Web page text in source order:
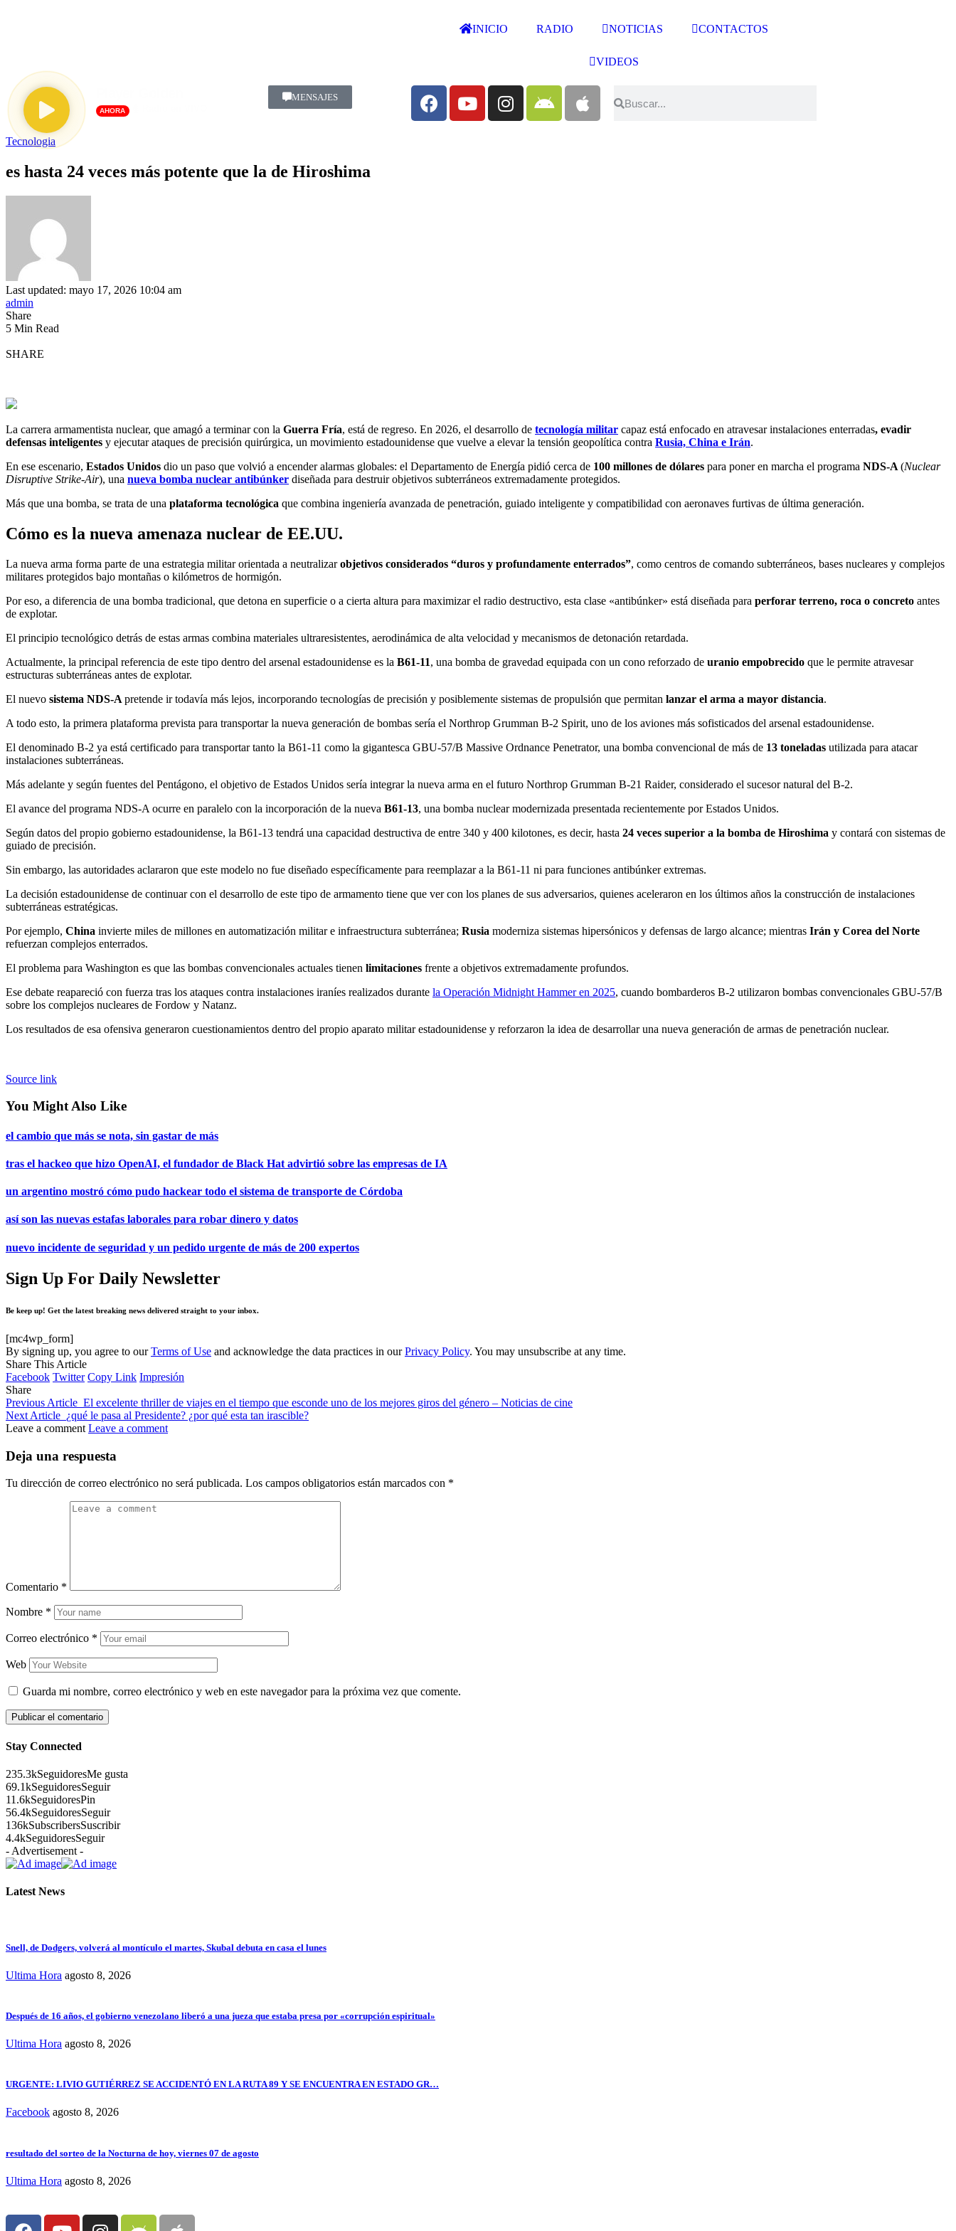
INICIO RADIO NOTICIAS CONTACTOS
VIDEOS
AHORA
MENSAJES
Tecnologia
es hasta 24 veces más potente que la de Hiroshima
Last updated: mayo 17, 2026 10:04 am
admin
Share
5 Min Read
SHARE
La carrera armamentista nuclear, que amagó a terminar con la Guerra Fría, está de regreso. En 2026, el desarrollo de tecnología militar capaz está enfocado en atravesar instalaciones enterradas, evadir
defensas inteligentes y ejecutar ataques de precisión quirúrgica, un movimiento estadounidense que vuelve a elevar la tensión geopolítica contra Rusia, China e Irán.
En ese escenario, Estados Unidos dio un paso que volvió a encender alarmas globales: el Departamento de Energía pidió cerca de 100 millones de dólares para poner en marcha el programa NDS-A (Nuclear
Disruptive Strike-Air), una nueva bomba nuclear antibúnker diseñada para destruir objetivos subterráneos extremadamente protegidos.
Más que una bomba, se trata de una plataforma tecnológica que combina ingeniería avanzada de penetración, guiado inteligente y compatibilidad con aeronaves furtivas de última generación.
Cómo es la nueva amenaza nuclear de EE.UU.
La nueva arma forma parte de una estrategia militar orientada a neutralizarobjetivos considerados “duros y profundamente enterrados”, como centros de comando subterráneos, bases nucleares y complejos
militares protegidos bajo montañas o kilómetros de hormigón.
Por eso, a diferencia de una bomba tradicional, que detona en superficie o a cierta altura para maximizar el radio destructivo, esta clase «antibúnker» está diseñada para perforar terreno, roca o concreto antes
de explotar.
El principio tecnológico detrás de estas armas combina materiales ultraresistentes, aerodinámica de alta velocidad y mecanismos de detonación retardada.
Actualmente, la principal referencia de este tipo dentro del arsenal estadounidense es la B61-11, una bomba de gravedad equipada con un cono reforzado de uranio empobrecido que le permite atravesar
estructuras subterráneas antes de explotar.
El nuevo sistema NDS-A pretende ir todavía más lejos, incorporando tecnologías de precisión y posiblemente sistemas de propulsión que permitan lanzar el arma a mayor distancia.
A todo esto, la primera plataforma prevista para transportar la nueva generación de bombas sería el Northrop Grumman B-2 Spirit, uno de los aviones más sofisticados del arsenal estadounidense.
El denominado B-2 ya está certificado para transportar tanto la B61-11 como la gigantesca GBU-57/B Massive Ordnance Penetrator, una bomba convencional de más de 13 toneladas utilizada para atacar
instalaciones subterráneas.
Más adelante y según fuentes del Pentágono, el objetivo de Estados Unidos sería integrar la nueva arma en el futuro Northrop Grumman B-21 Raider, considerado el sucesor natural del B-2.
El avance del programa NDS-A ocurre en paralelo con la incorporación de la nueva B61-13, una bomba nuclear modernizada presentada recientemente por Estados Unidos.
Según datos del propio gobierno estadounidense, la B61-13 tendrá una capacidad destructiva de entre 340 y 400 kilotones, es decir, hasta 24 veces superior a la bomba de Hiroshima y contará con sistemas de
guiado de precisión.
Sin embargo, las autoridades aclararon que este modelo no fue diseñado específicamente para reemplazar a la B61-11 ni para funciones antibúnker extremas.
La decisión estadounidense de continuar con el desarrollo de este tipo de armamento tiene que ver con los planes de sus adversarios, quienes aceleraron en los últimos años la construcción de instalaciones
subterráneas estratégicas.
Por ejemplo, China invierte miles de millones en automatización militar e infraestructura subterránea; Rusia moderniza sistemas hipersónicos y defensas de largo alcance; mientras Irán y Corea del Norte
refuerzan complejos enterrados.
El problema para Washington es que las bombas convencionales actuales tienen limitaciones frente a objetivos extremadamente profundos.
Ese debate reapareció con fuerza tras los ataques contra instalaciones iraníes realizados durante la Operación Midnight Hammer en 2025, cuando bombarderos B-2 utilizaron bombas convencionales GBU-57/B
sobre los complejos nucleares de Fordow y Natanz.
Los resultados de esa ofensiva generaron cuestionamientos dentro del propio aparato militar estadounidense y reforzaron la idea de desarrollar una nueva generación de armas de penetración nuclear.
Source link
You Might Also Like
el cambio que más se nota, sin gastar de más
tras el hackeo que hizo OpenAI, el fundador de Black Hat advirtió sobre las empresas de IA
un argentino mostró cómo pudo hackear todo el sistema de transporte de Córdoba
así son las nuevas estafas laborales para robar dinero y datos
nuevo incidente de seguridad y un pedido urgente de más de 200 expertos
Sign Up For Daily Newsletter
Be keep up! Get the latest breaking news delivered straight to your inbox.
[mc4wp_form]
By signing up, you agree to ourTerms of Use and acknowledge the data practices in ourPrivacy Policy. You may unsubscribe at any time.
Share This Article
Facebook Twitter Copy Link Impresión
Share
Previous Article El excelente thriller de viajes en el tiempo que esconde uno de los mejores giros del género – Noticias de cine
Next Article ¿qué le pasa al Presidente? ¿por qué esta tan irascible?
Leave a comment Leave a comment
Deja una respuesta
Tu dirección de correo electrónico no será publicada. Los campos obligatorios están marcados con *
Comentario *
Nombre *
Correo electrónico *
Web
Guarda mi nombre, correo electrónico y web en este navegador para la próxima vez que comente.
Stay Connected
235.3kSeguidoresMe gusta
69.1kSeguidoresSeguir
11.6kSeguidoresPin
56.4kSeguidoresSeguir
136kSubscribersSuscribir
4.4kSeguidoresSeguir
- Advertisement -
Latest News
Snell, de Dodgers, volverá al montículo el martes, Skubal debuta en casa el lunes
Ultima Hora agosto 8, 2026
Después de 16 años, el gobierno venezolano liberó a una jueza que estaba presa por «corrupción espiritual»
Ultima Hora agosto 8, 2026
URGENTE: LIVIO GUTIÉRREZ SE ACCIDENTÓ EN LA RUTA 89 Y SE ENCUENTRA EN ESTADO GR…
Facebook agosto 8, 2026
resultado del sorteo de la Nocturna de hoy, viernes 07 de agosto
Ultima Hora agosto 8, 2026